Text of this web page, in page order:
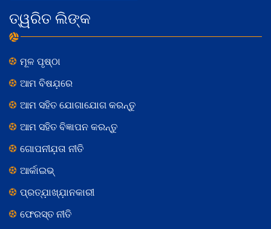
ତ୍ୱରିତ ଲିଙ୍କ
ମୂଳ ପୃଷ୍ଠା
ଆମ ବିଷଯ଼ରେ
ଆମ ସହିତ ଯୋଗାଯୋଗ କରନ୍ତୁ
ଆମ ସହିତ ବିଜ୍ଞାପନ କରନ୍ତୁ
ଗୋପନୀଯ଼ତା ନୀତି
ଆର୍କାଇଭ୍
ପ୍ରତ୍ଯ଼ାଖ୍ଯ଼ାନକାରୀ
ଫେରସ୍ତ ନୀତି